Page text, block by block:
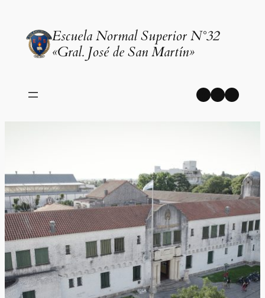
contenidoEscuela Normal Superior N°32
«Gral. José de San Martín»
Facebook